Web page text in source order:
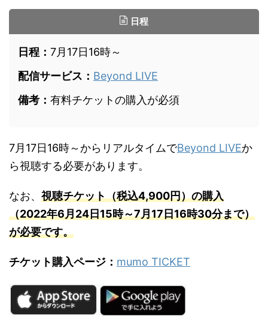
日程
日程： 7月17日16時～
配信サービス： Beyond LIVE
備考： 有料チケットの購入が必須
7月17日16時～からリアルタイムでBeyond LIVEか
ら視聴する必要があります。
なお、 視聴チケット（税込4,900円）の購入
（2022年6月24日15時～7月17日16時30分まで）
が必要です。
チケット購入ページ： mumo TICKET